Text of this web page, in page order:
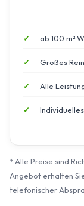
ab 100 m²
Großes
Alle
* Alle Preise sind
Angebot erhalten
telefonischer